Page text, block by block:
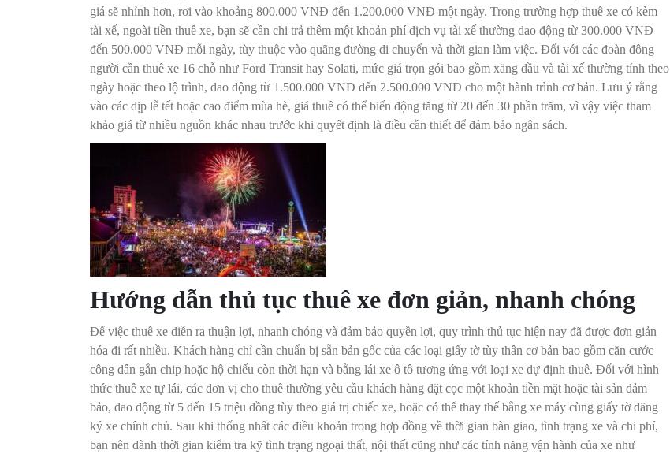
giá sẽ nhỉnh hơn, rơi vào khoảng 800.000 VNĐ đến 1.200.000 VNĐ một ngày. Trong trường hợp thuê xe có kèm
tài xế, ngoài tiền thuê xe, bạn sẽ cần chi trả thêm một khoản phí dịch vụ tài xế thường dao động từ 300.000 VNĐ
đến 500.000 VNĐ mỗi ngày, tùy thuộc vào quãng đường di chuyển và thời gian làm việc. Đối với các đoàn đông
người cần thuê xe 16 chỗ như Ford Transit hay Solati, mức giá trọn gói bao gồm xăng dầu và tài xế thường tính theo
ngày hoặc theo lộ trình, dao động từ 1.500.000 VNĐ đến 2.500.000 VNĐ cho một hành trình cơ bản. Lưu ý rằng
vào các dịp lễ tết hoặc cao điểm mùa hè, giá thuê có thể biến động tăng từ 20 đến 30 phần trăm, vì vậy việc tham
khảo giá từ nhiều nguồn khác nhau trước khi quyết định là điều cần thiết để đảm bảo ngân sách.
Hướng dẫn thủ tục thuê xe đơn giản, nhanh chóng
Để việc thuê xe diễn ra thuận lợi, nhanh chóng và đảm bảo quyền lợi, quy trình thủ tục hiện nay đã được đơn giản
hóa đi rất nhiều. Khách hàng chỉ cần chuẩn bị sẵn bản gốc của các loại giấy tờ tùy thân cơ bản bao gồm căn cước
công dân gắn chip hoặc hộ chiếu còn thời hạn và bằng lái xe ô tô tương ứng với loại xe dự định thuê. Đối với hình
thức thuê xe tự lái, các đơn vị cho thuê thường yêu cầu khách hàng đặt cọc một khoản tiền mặt hoặc tài sản đảm
bảo, dao động từ 5 đến 15 triệu đồng tùy theo giá trị chiếc xe, hoặc có thể thay thế bằng xe máy cùng giấy tờ đăng
ký xe chính chủ. Sau khi thống nhất các điều khoản trong hợp đồng về thời gian bàn giao, tình trạng xe và chi phí,
bạn nên dành thời gian kiểm tra kỹ tình trạng ngoại thất, nội thất cũng như các tính năng vận hành của xe như